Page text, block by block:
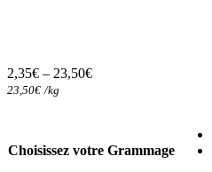
2,35€ – 23,50€
23,50€ /kg
Choisissez votre Grammage